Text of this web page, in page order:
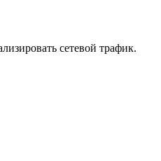
сетевой трафик.